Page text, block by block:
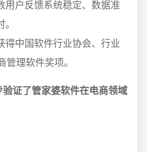
用户反馈系统稳定、数据准
得中国软件行业协会、行业
理软件奖项。
证了管家婆软件在电商领域